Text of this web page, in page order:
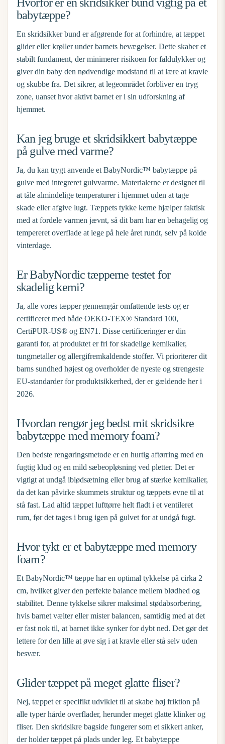
babytæppe?
En skridsikker bund er afgørende for at forhindre, at tæppet
glider eller krøller under barnets bevægelser. Dette skaber et
stabilt fundament, der minimerer risikoen for faldulykker og
giver din baby den nødvendige modstand til at lære at kravle
og skubbe fra. Det sikrer, at legeområdet forbliver en tryg
zone, uanset hvor aktivt barnet er i sin udforskning af
hjemmet.
Kan jeg bruge et skridsikkert babytæppe
på gulve med varme?
Ja, du kan trygt anvende et BabyNordic™ babytæppe på
gulve med integreret gulvvarme. Materialerne er designet til
at tåle almindelige temperaturer i hjemmet uden at tage
skade eller afgive lugt. Tæppets tykke kerne hjælper faktisk
med at fordele varmen jævnt, så dit barn har en behagelig og
tempereret overflade at lege på hele året rundt, selv på kolde
vinterdage.
Er BabyNordic tæpperne testet for
skadelig kemi?
Ja, alle vores tæpper gennemgår omfattende tests og er
certificeret med både OEKO-TEX® Standard 100,
CertiPUR-US® og EN71. Disse certificeringer er din
garanti for, at produktet er fri for skadelige kemikalier,
tungmetaller og allergifremkaldende stoffer. Vi prioriterer dit
barns sundhed højest og overholder de nyeste og strengeste
EU-standarder for produktsikkerhed, der er gældende her i
2026.
Hvordan rengør jeg bedst mit skridsikre
babytæppe med memory foam?
Den bedste rengøringsmetode er en hurtig aftørring med en
fugtig klud og en mild sæbeopløsning ved pletter. Det er
vigtigt at undgå iblødsætning eller brug af stærke kemikalier,
da det kan påvirke skummets struktur og tæppets evne til at
stå fast. Lad altid tæppet lufttørre helt fladt i et ventileret
rum, før det tages i brug igen på gulvet for at undgå fugt.
Hvor tykt er et babytæppe med memory
foam?
Et BabyNordic™ tæppe har en optimal tykkelse på cirka 2
cm, hvilket giver den perfekte balance mellem blødhed og
stabilitet. Denne tykkelse sikrer maksimal stødabsorbering,
hvis barnet vælter eller mister balancen, samtidig med at det
er fast nok til, at barnet ikke synker for dybt ned. Det gør det
lettere for den lille at øve sig i at kravle eller stå selv uden
besvær.
Glider tæppet på meget glatte fliser?
Nej, tæppet er specifikt udviklet til at skabe høj friktion på
alle typer hårde overflader, herunder meget glatte klinker og
fliser. Den skridsikre bagside fungerer som et sikkert anker,
der holder tæppet på plads under leg. Et babytæppe